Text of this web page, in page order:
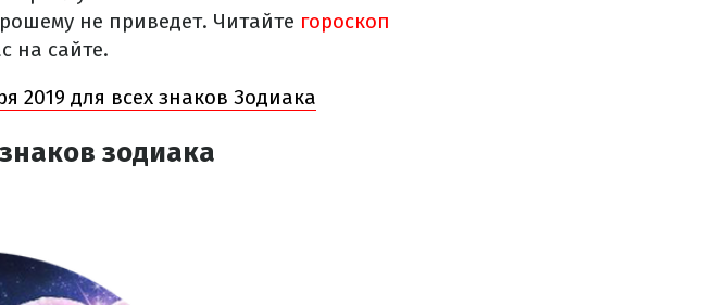
не приведет. Читайте гороскоп
на сайте.
2019 для всех знаков Зодиака
зодиака